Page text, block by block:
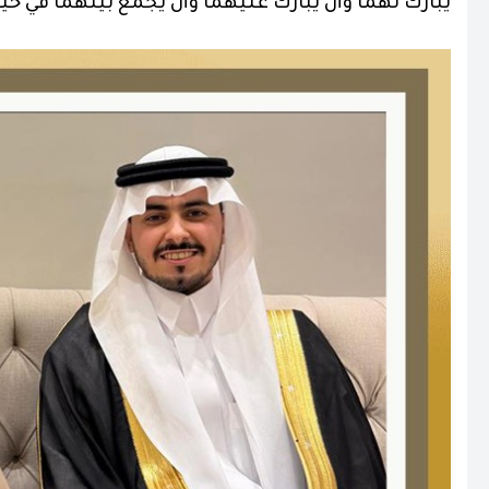
يبارك لهما وأن يبارك عليهما وأن يجمع بينهما في